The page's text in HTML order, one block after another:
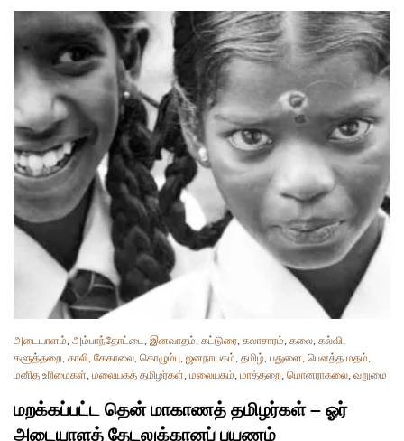
அடையாளம், அம்பாந்தோட்டை, இனவாதம், கட்டுரை, கலாசாரம், கலை, கல்வி,
களுத்தறை, காலி, கேகாலை, கொழும்பு, ஜனநாயகம், தமிழ், பதுளை, பௌத்த மதம்,
மனித உரிமைகள், மலையகத் தமிழர்கள், மலையகம், மாத்தறை, மொனராகலை, வறுமை
மறக்கப்பட்ட தென் மாகாணத் தமிழர்கள் – ஓர்
அடையாளத் தேடலுக்கானப் பயணம்